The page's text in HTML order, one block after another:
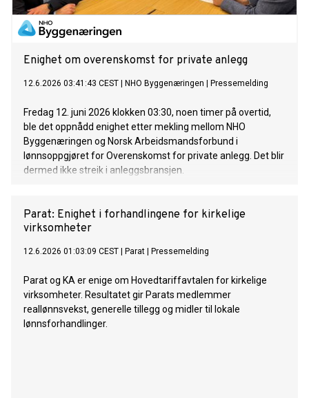
Enighet om overenskomst for private anlegg
12.6.2026 03:41:43 CEST NHO Byggenæringen Pressemelding
Fredag 12. juni 2026 klokken 03:30, noen timer på overtid,
ble det oppnådd enighet etter mekling mellom NHO
Byggenæringen og Norsk Arbeidsmandsforbund i
lønnsoppgjøret for Overenskomst for private anlegg. Det blir
dermed ikke streik i anleggsbransjen.
Parat: Enighet i forhandlingene for kirkelige
virksomheter
12.6.2026 01:03:09 CEST Parat Pressemelding
Parat og KA er enige om Hovedtariffavtalen for kirkelige
virksomheter. Resultatet gir Parats medlemmer
reallønnsvekst, generelle tillegg og midler til lokale
lønnsforhandlinger.